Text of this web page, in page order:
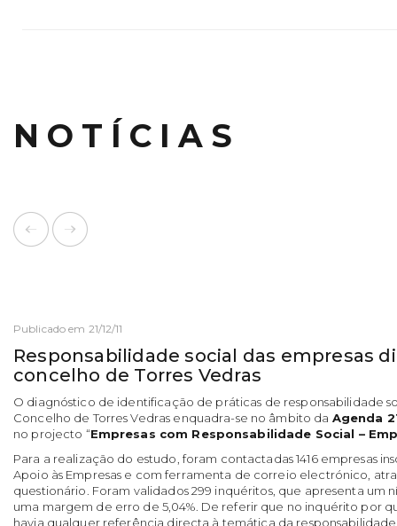
NOTÍCIAS
Publicado em 21/12/11
Responsabilidade social das empresas
concelho de Torres Vedras
O diagnóstico de identificação de práticas de responsabilidade
Concelho de Torres Vedras enquadra-se no âmbito da Agenda
no projecto “Empresas com Responsabilidade Social –
Para a realização do estudo, foram contactadas 1416 empresas
Apoio às Empresas e com ferramenta de correio electrónico,
questionário. Foram validados 299 inquéritos, que apresenta um
uma margem de erro de 5,04%. De referir que no inquérito por
havia qualquer referência directa à temática da responsabilidade